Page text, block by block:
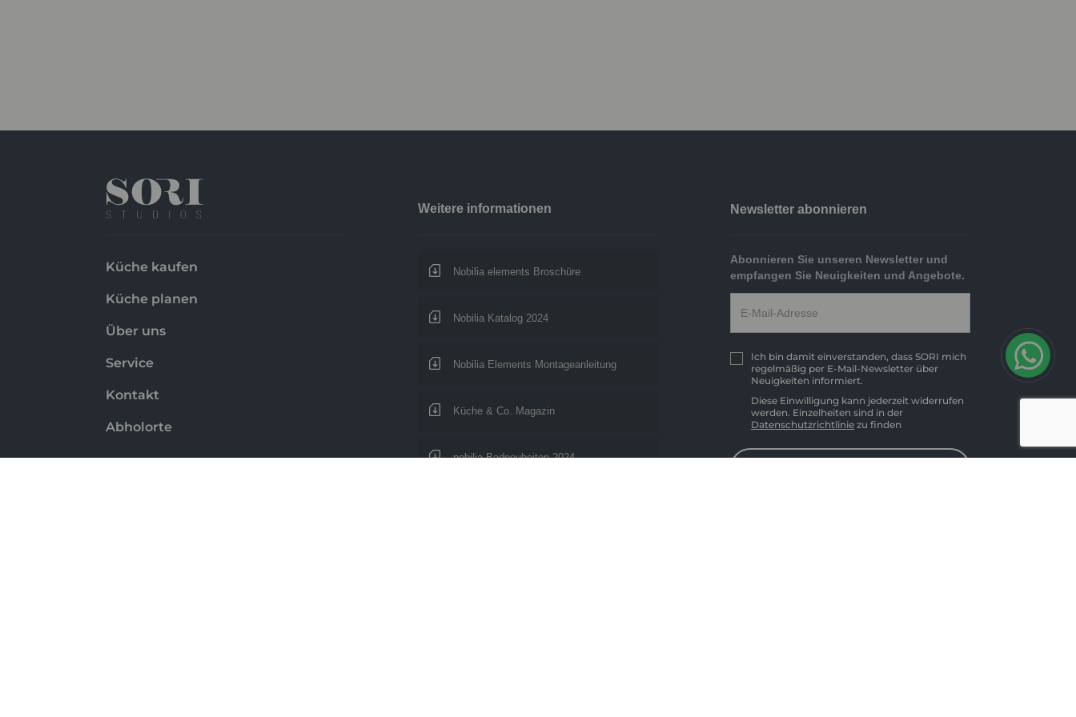
Küche kaufen
Küche planen
Über uns
Service
Kontakt
Abholorte
Weitere informationen
Nobilia elements Broschüre
Nobilia Katalog 2024
Nobilia Elements Montageanleitung
Küche & Co. Magazin
nobilia Badneuheiten 2024
Newsletter abonnieren
Abonnieren Sie unseren Newsletter und
empfangen Sie Neuigkeiten und Angebote.
Ich bin damit einverstanden, dass SORI mich
regelmäßig per E-Mail-Newsletter über
Neuigkeiten informiert.
Diese Einwilligung kann jederzeit widerrufen
werden. Einzelheiten sind in der
Datenschutzrichtlinie zu finden